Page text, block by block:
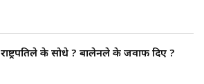
राष्ट्रपतिले के सोधे ? बालेनले के जवाफ दिए ?